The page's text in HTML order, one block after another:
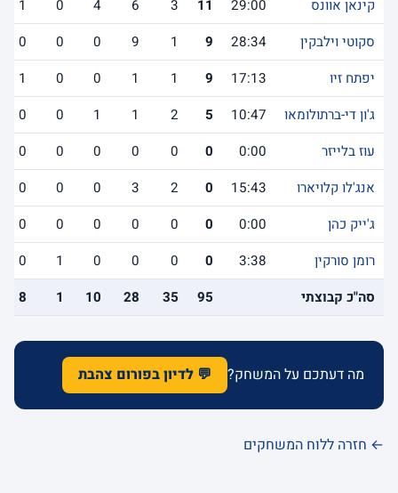
קינאן אוונס
29:00
11
3
6
4
0
1
סקוטי וילבקין
28:34
9
1
9
0
0
0
יפתח זיו
17:13
9
1
1
0
0
1
ג'ון די-ברתולומאו
10:47
5
2
1
1
0
0
עוז בלייזר
0:00
0
0
0
0
0
0
אנג'לו קלויארו
15:43
0
2
3
0
0
0
ג'ייק כהן
0:00
0
0
0
0
0
0
רומן סורקין
3:38
0
0
0
0
1
0
סה"כ קבוצתי
95
35
28
10
1
8
מה דעתכם על המשחק? 💬 לדיון בפורום צהבת
← חזרה ללוח המשחקים